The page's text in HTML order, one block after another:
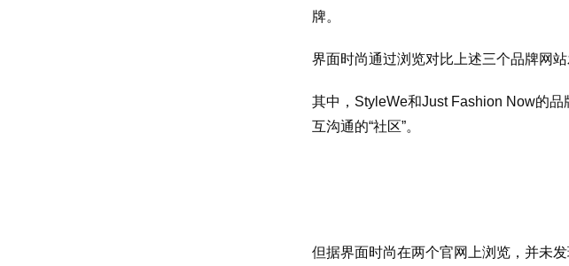
牌。
界面时尚通过浏览对比上述三个品牌网
其中，StyleWe和Just Fashion Now的品
互沟通的“社区”。
但据界面时尚在两个官网上浏览，并未